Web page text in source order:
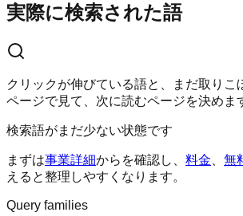
実際に検索された語
クリックが伸びている語と、まだ取りこ
ページで見て、次に読むページを決めま
検索語がまだ少ない状態です
まずは事業詳細からを確認し、 料金 無
えると整理しやすくなります。
Query families